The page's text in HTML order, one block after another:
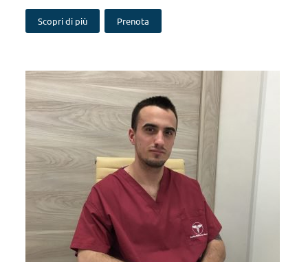
Scopri di più Prenota